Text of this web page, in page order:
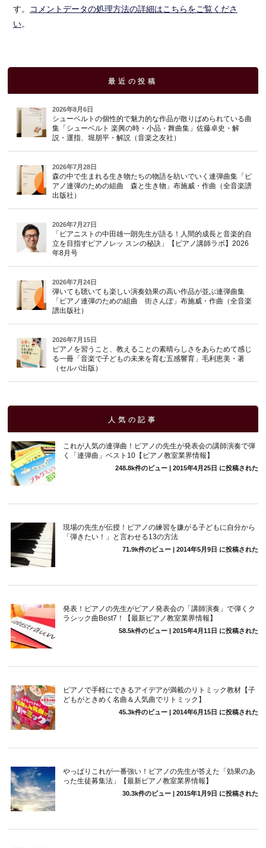
す。
コメントデータの処理方法の詳細はこちらをご覧くださ
い。
最近の投稿
2026年8月6日
シューベルトの個性的で魅力的な作品が散りばめられている曲
集「シューベルト 楽興の時・小品・舞曲集」佐藤卓史・解
説・運指、堀朋平・解説（音楽之友社）
2026年7月28日
森の中で生まれる生き物たちの物語を紡いでいく連弾曲集「ピ
アノ連弾のための組曲 森と生き物」布施威・作曲（全音楽譜
出版社）
2026年7月27日
「ピアニストの中田雄一朗先生が語る！人間的成長と音楽的自
立を目指すピアノレッ スンの秘訣」【ピアノ講師ラボ】2026
年8月号
2026年7月24日
弾いても聴いても楽しい演奏効果の高い作品が並ぶ連弾曲集
「ピアノ連弾のための組曲 街さんぽ」布施威・作曲（全音楽
譜出版社）
2026年7月15日
ピアノを習うこと、教えることの素晴らしさをあらためて感じ
る一冊「音楽で子どもの未来を育む五感響育」毛利恵美・著
（セルバ出版）
人気の記事
これが人気の連弾曲！ピアノの先生が発表会の講師演奏で弾
く「連弾曲」ベスト10【ピアノ教室業界情報】
248.8k件のビュー| 2015年4月25日 に投稿された
現場の先生が伝授！ピアノの練習を嫌がる子どもに自分から
「弾きたい！」と言わせる13の方法
71.9k件のビュー| 2014年5月9日 に投稿された
発表！ピアノの先生がピアノ発表会の「講師演奏」で弾くク
ラシック曲Best7！【最新ピアノ教室業界情報】
58.5k件のビュー| 2015年4月11日 に投稿された
ピアノで手軽にできるアイデアが満載のリトミック教材【子
どもがときめく名曲＆人気曲でリトミック】
45.3k件のビュー| 2014年6月15日 に投稿された
やっぱりこれが一番強い！ピアノの先生が答えた「効果のあ
った生徒募集法」【最新ピアノ教室業界情報】
30.3k件のビュー| 2015年1月9日 に投稿された